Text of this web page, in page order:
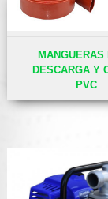
MANGUERAS
DESCARGA Y
PVC